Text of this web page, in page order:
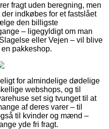
fragt uden beregning, men
indkøbes for et fastslået
den billigste
– ligegyldigt om man
eller Vejen – vil blive
pakkeshop.
for almindelige dødelige
webshops, og til
set sig tvunget til at
af deres varer – til
til kvinder og mænd –
yde fri fragt.